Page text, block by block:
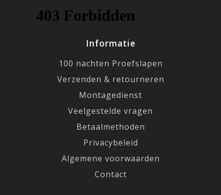
Informatie
100 nachten Proefslapen
Verzenden & retourneren
Montagedienst
Veelgestelde vragen
Betaalmethoden
Privacybeleid
Algemene voorwaarden
Contact